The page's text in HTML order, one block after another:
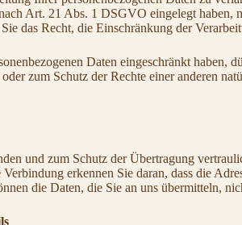
Art. 21 Abs. 1 DSGVO eingelegt haben,
das Recht, die Einschränkung der
Daten eingeschränkt
zum Schutz der Rechte einer anderen
und zum Schutz der Übertragung
erkennen Sie daran, dass die
die Daten, die Sie an uns übermitteln,